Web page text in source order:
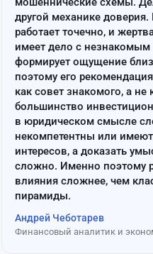
другой механике
работает точечно, и
имеет дело с незнакомым
формирует ощущение
поэтому его
как совет знакомого, а
большинство
в юридическом смысле
некомпетентны или
интересов, а доказать
сложно. Именно поэтому
влияния сложнее, чем
пирамиды.
Андрей Чеботарев
Финансовый аналитик и